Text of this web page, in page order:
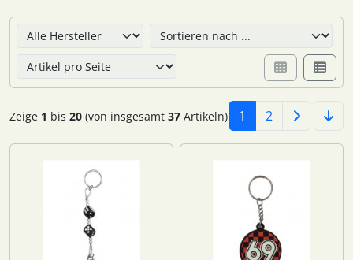
Zeige 1 bis20 (von insgesamt37 Artikeln) 1 2